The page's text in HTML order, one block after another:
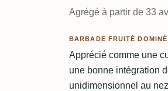
Agrégé à partir de 33
BARBADE FRUITÉ
Apprécié comme une
une bonne intégration
unidimensionnel au